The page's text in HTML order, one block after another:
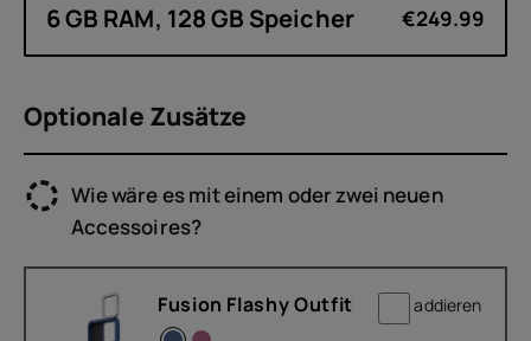
6 GB RAM, 128 GB Speicher €249.99
Optionale Zusätze
Wie wäre es mit einem oder zwei neuen
Accessoires?
Fusion Flashy Outfit addieren